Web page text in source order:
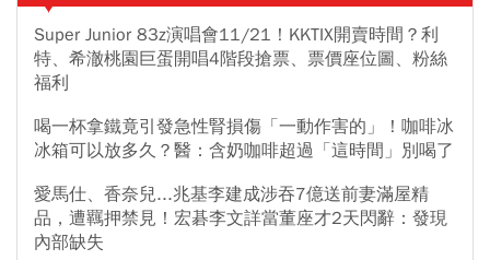
Super Junior 83z演唱會11/21！KKTIX開賣時間？利
特、希澈桃園巨蛋開唱4階段搶票、票價座位圖、粉絲
福利
喝一杯拿鐵竟引發急性腎損傷「一動作害的」！咖啡冰
冰箱可以放多久？醫：含奶咖啡超過「這時間」別喝了
愛馬仕、香奈兒...兆基李建成涉吞7億送前妻滿屋精
品，遭羈押禁見！宏碁李文詳當董座才2天閃辭：發現
內部缺失